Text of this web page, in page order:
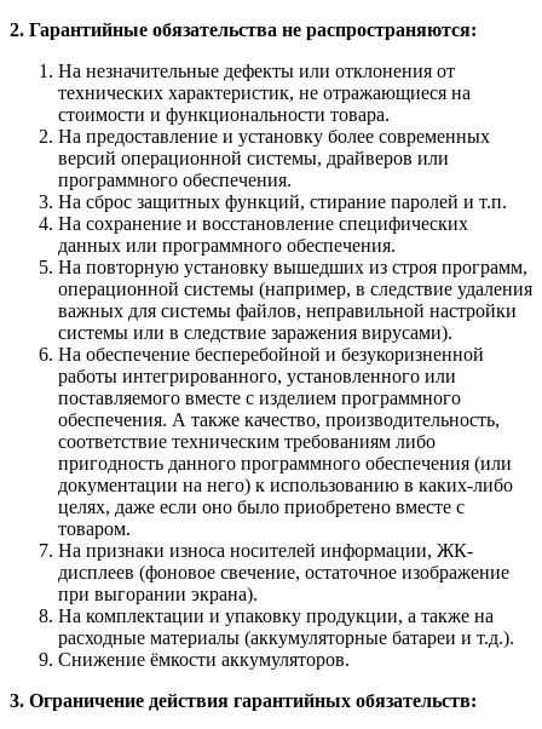
2. Гарантийные обязательства не распространяются:
На незначительные дефекты или отклонения от
технических характеристик, не отражающиеся на
стоимости и функциональности товара.
На предоставление и установку более современных
версий операционной системы, драйверов или
программного обеспечения.
На сброс защитных функций, стирание паролей и т.п.
На сохранение и восстановление специфических
данных или программного обеспечения.
На повторную установку вышедших из строя программ,
операционной системы (например, в следствие удаления
важных для системы файлов, неправильной настройки
системы или в следствие заражения вирусами).
На обеспечение бесперебойной и безукоризненной
работы интегрированного, установленного или
поставляемого вместе с изделием программного
обеспечения. А также качество, производительность,
соответствие техническим требованиям либо
пригодность данного программного обеспечения (или
документации на него) к использованию в каких-либо
целях, даже если оно было приобретено вместе с
товаром.
На признаки износа носителей информации, ЖК-
дисплеев (фоновое свечение, остаточное изображение
при выгорании экрана).
На комплектации и упаковку продукции, а также на
расходные материалы (аккумуляторные батареи и т.д.).
Снижение ёмкости аккумуляторов.
3. Ограничение действия гарантийных обязательств: